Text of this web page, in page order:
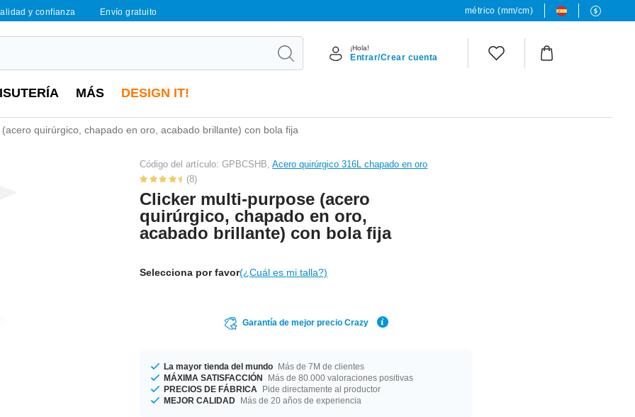
y confianza Envío gratuito métrico (mm/cm)
¡Hola!
Entrar/Crear cuenta
MÁS DESIGN IT!
quirúrgico, chapado en oro, acabado brillante) con bola fija
Código del artículo: GPBCSHB,Acero quirúrgico 316L chapado en oro
(8)
Clicker multi-purpose (acero
quirúrgico, chapado en oro,
acabado brillante) con bola fija
Selecciona por favor(¿Cuál es mi talla?)
Garantía de mejor precio Crazy
La mayor tienda del mundo Más de 7M de clientes
MÁXIMA SATISFACCIÓN
Más de 80.000 valoraciones positivas
PRECIOS DE FÁBRICA
Pide directamente al productor
MEJOR CALIDAD Más de 20 años de experiencia